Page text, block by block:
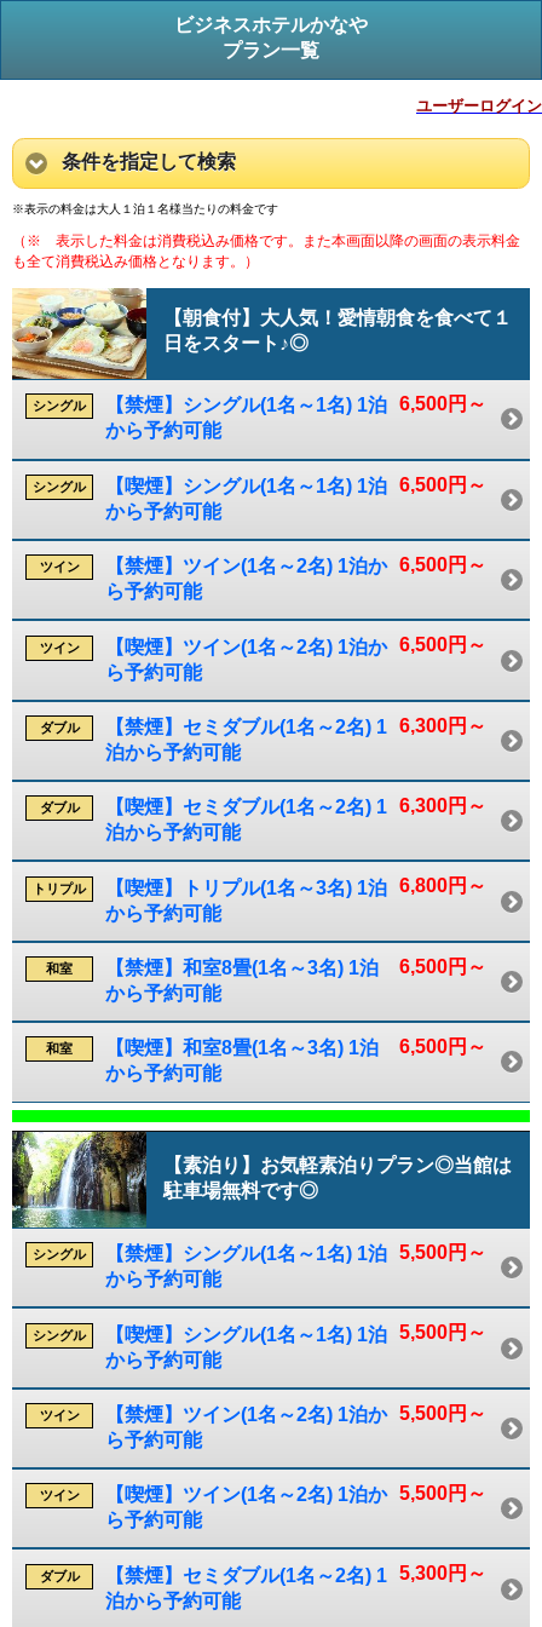
ビジネスホテルかなや
プラン一覧
ユーザーログイン
条件を指定して検索
※表示の料金は大人１泊１名様当たりの料金です
（※ 表示した料金は消費税込み価格です。また本画面以降の画面の表示料金
も全て消費税込み価格となります。）
【朝食付】大人気！愛情朝食を食べて１
日をスタート♪◎
6,500円～
シングル
【禁煙】シングル(1名～1名) 1泊
から予約可能
6,500円～
シングル
【喫煙】シングル(1名～1名) 1泊
から予約可能
6,500円～
ツイン
【禁煙】ツイン(1名～2名) 1泊か
ら予約可能
6,500円～
ツイン
【喫煙】ツイン(1名～2名) 1泊か
ら予約可能
6,300円～
ダブル
【禁煙】セミダブル(1名～2名) 1
泊から予約可能
6,300円～
ダブル
【喫煙】セミダブル(1名～2名) 1
泊から予約可能
6,800円～
トリプル
【喫煙】トリプル(1名～3名) 1泊
から予約可能
6,500円～
和室
【禁煙】和室8畳(1名～3名) 1泊
から予約可能
6,500円～
和室
【喫煙】和室8畳(1名～3名) 1泊
から予約可能
【素泊り】お気軽素泊りプラン◎当館は
駐車場無料です◎
5,500円～
シングル
【禁煙】シングル(1名～1名) 1泊
から予約可能
5,500円～
シングル
【喫煙】シングル(1名～1名) 1泊
から予約可能
5,500円～
ツイン
【禁煙】ツイン(1名～2名) 1泊か
ら予約可能
5,500円～
ツイン
【喫煙】ツイン(1名～2名) 1泊か
ら予約可能
5,300円～
ダブル
【禁煙】セミダブル(1名～2名) 1
泊から予約可能